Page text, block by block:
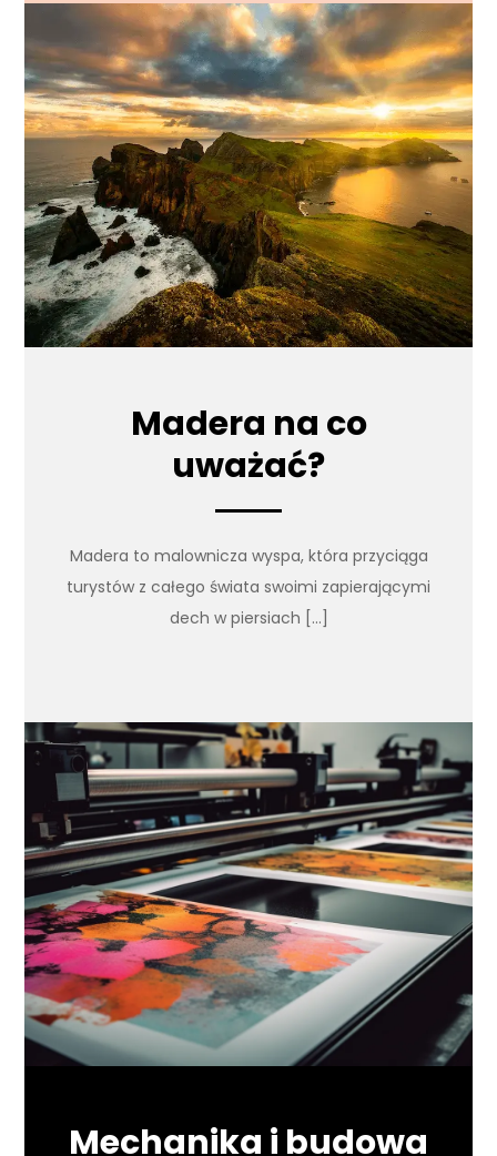
Madera na co
uważać?
Madera to malownicza wyspa, która przyciąga
turystów z całego świata swoimi zapierającymi
dech w piersiach […]
Mechanika i budowa